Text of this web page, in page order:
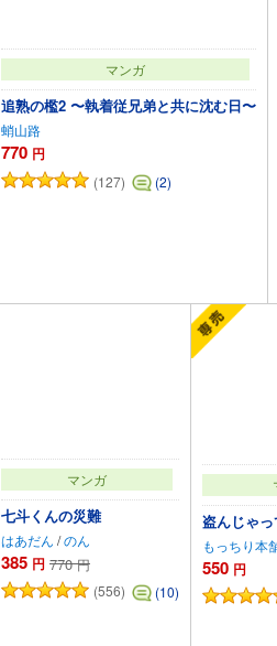
マンガ
追熟の檻2 〜執着従兄弟と共に沈む日〜
蛸山路
770 円
(127) (2)
マンガ
七斗くんの災難
はあだん /のん
385 円 770 円
(556)
(10)
盗んじゃっ
もっちり本
550 円